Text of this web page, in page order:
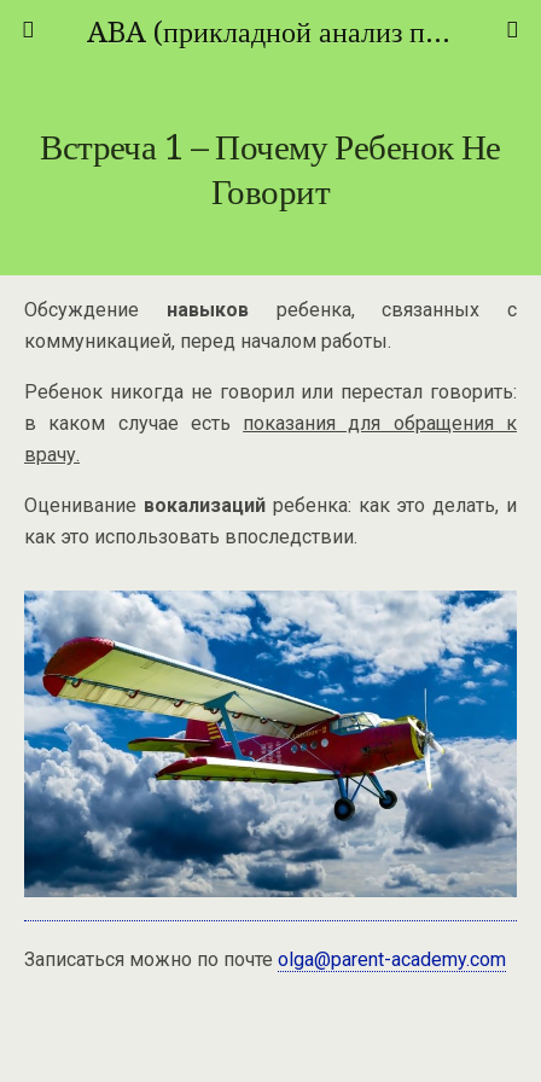
ABA (прикладной анализ поведения) - ТЕОРИЯ И ПРАКТИКА
Встреча 1 – Почему Ребенок Не
Говорит
Обсуждение навыковребенка, связанных с
коммуникацией, перед началом работы.
Ребенок никогда не говорил или перестал говорить:
в каком случае есть показания для обращения к
врачу.
Оценивание вокализацийребенка: как это делать, и
как это использовать впоследствии.
Записаться можно по почте olga@parent-academy.com